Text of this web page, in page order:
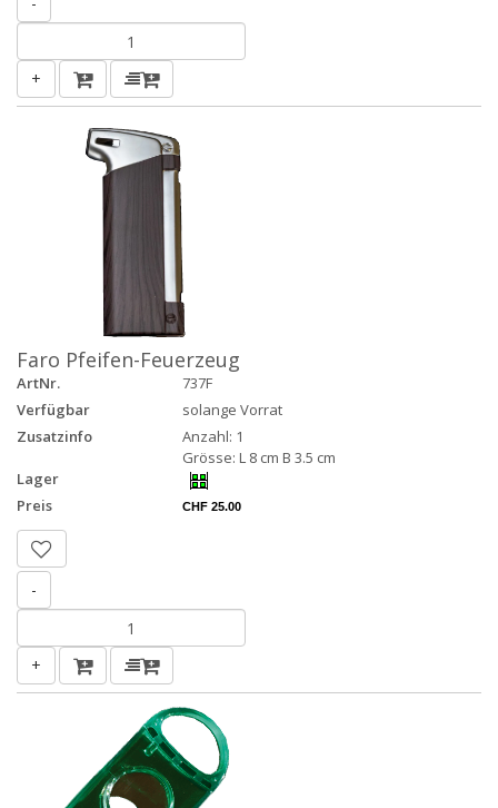
+
Faro Pfeifen-Feuerzeug
ArtNr.
737F
Verfügbar
solange Vorrat
Zusatzinfo
Anzahl: 1
Grösse: L 8 cm B 3.5 cm
Lager
Preis
CHF 25.00
-
+